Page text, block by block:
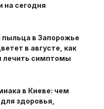
на сегодня
пыльца в Запорожье
в августе, как
лечить симптомы
в Киеве: чем
здоровья,